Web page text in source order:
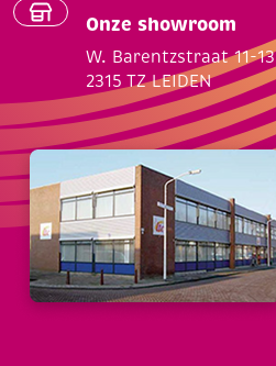
Onze showroom
W. Barentzstraat 11-13
2315 TZ LEIDEN